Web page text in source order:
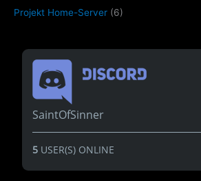
Projekt Home-Server (6)
SaintOfSinner
5USER(S) ONLINE